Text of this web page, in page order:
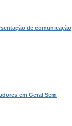
de comunicação
em Geral Sem